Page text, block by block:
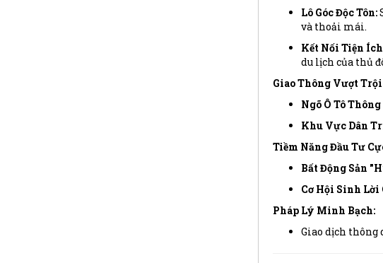
Lô Góc Độc Tôn:
và thoải mái.
Kết Nối Tiện
du lịch của thủ
Giao Thông Vượt
Ngõ Ô Tô
Khu Vực Dân
Tiềm Năng Đầu Tư
Bất Động Sản
Cơ Hội Sinh Lời
Pháp Lý Minh Bạch:
Giao dịch thông